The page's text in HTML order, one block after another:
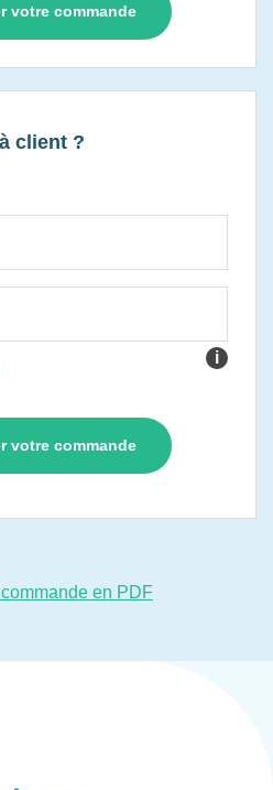
votre commande
client ?
i
en PDF